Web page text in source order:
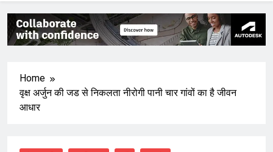
Home
वृक्ष अर्जुन की जड से निकलता नीरोगी पानी चार गांवों का है जीवन
आधार